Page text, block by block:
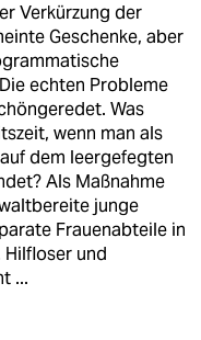
Verkürzung der
Geschenke, aber
echten Probleme
Was
wenn man als
dem leergefegten
Als Maßnahme
junge
Frauenabteile in
und
...